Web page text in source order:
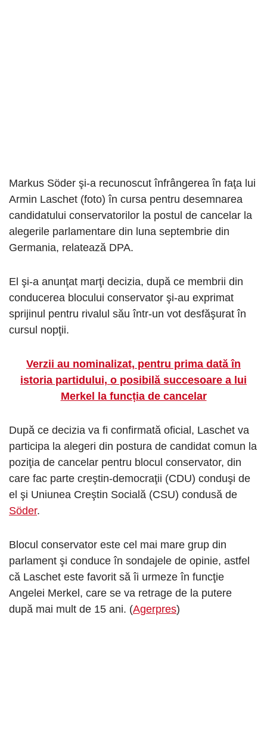
Markus Söder şi-a recunoscut înfrângerea în faţa lui
Armin Laschet (foto) în cursa pentru desemnarea
candidatului conservatorilor la postul de cancelar la
alegerile parlamentare din luna septembrie din
Germania, relatează DPA.
El şi-a anunţat marţi decizia, după ce membrii din
conducerea blocului conservator şi-au exprimat
sprijinul pentru rivalul său într-un vot desfăşurat în
cursul nopţii.
Verzii au nominalizat, pentru prima dată în
istoria partidului, o posibilă succesoare a lui
Merkel la funcția de cancelar
După ce decizia va fi confirmată oficial, Laschet va
participa la alegeri din postura de candidat comun la
poziţia de cancelar pentru blocul conservator, din
care fac parte creştin-democraţii (CDU) conduşi de
el şi Uniunea Creştin Socială (CSU) condusă de
Söder.
Blocul conservator este cel mai mare grup din
parlament şi conduce în sondajele de opinie, astfel
că Laschet este favorit să îi urmeze în funcţie
Angelei Merkel, care se va retrage de la putere
după mai mult de 15 ani. (Agerpres)